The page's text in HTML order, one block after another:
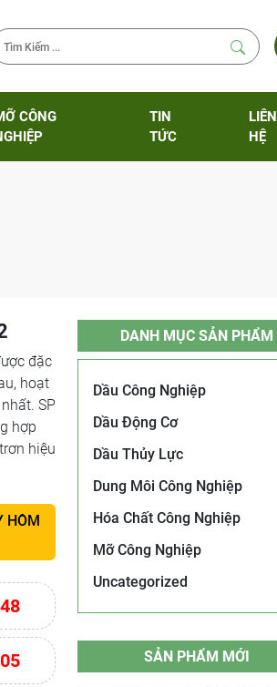
CÔNG
TIN
TỨC
LIÊN
HỆ
đặc
hoạt
SP
hợp
hiệu
HÔM
DANH MỤC SẢN PHẨM
Dầu Công Nghiệp
Dầu Động Cơ
Dầu Thủy Lực
Dung Môi Công Nghiệp
Hóa Chất Công Nghiệp
Mỡ Công Nghiệp
Uncategorized
SẢN PHẨM MỚI